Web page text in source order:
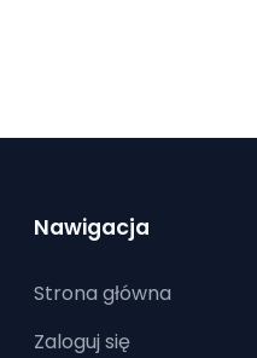
Nawigacja
Strona główna
Zaloguj się